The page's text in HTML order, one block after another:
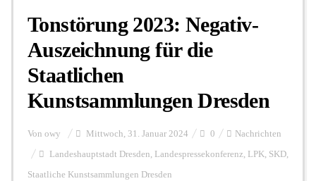
Hintergrund
FUNKTURM-Beiträge
Podcast
Tonstörung 2023: Negativ-
Auszeichnung für die
Staatlichen
Kunstsammlungen Dresden
Von owy Mittwoch, 31. Januar 2024 0 Nachrichten
Landeshauptstadt Dresden, Landespressekonferenz, LPK, SKD,
Staatliche Kunstsammlungen Dresden